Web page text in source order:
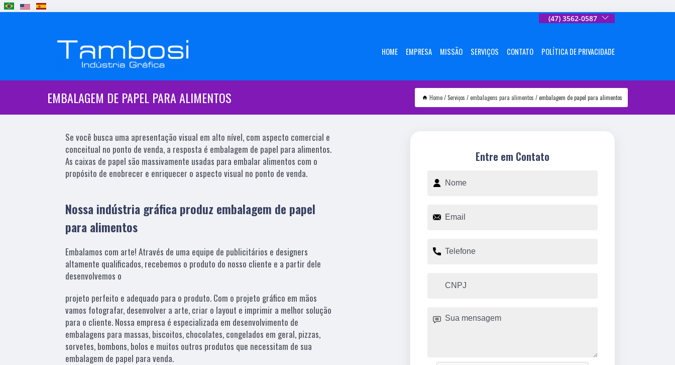
(47) 3562-0587
HOME EMPRESA MISSÃO SERVIÇOS CONTATO POLÍTICA DE PRIVACIDADE
EMBALAGEM DE PAPEL PARA ALIMENTOS Home Serviços embalagens para alimentos embalagem de papel para alimentos
Se você busca uma apresentação visual em alto nível, com aspecto comercial e
conceitual no ponto de venda, a resposta é embalagem de papel para alimentos.
As caixas de papel são massivamente usadas para embalar alimentos com o
propósito de enobrecer e enriquecer o aspecto visual no ponto de venda.
Nossa indústria gráfica produz embalagem de papel
para alimentos
Embalamos com arte! Através de uma equipe de publicitários e designers
altamente qualificados, recebemos o produto do nosso cliente e a partir dele
desenvolvemos o
projeto perfeito e adequado para o produto. Com o projeto gráfico em mãos
vamos fotografar, desenvolver a arte, criar o layout e imprimir a melhor solução
para o cliente. Nossa empresa é especializada em desenvolvimento de
embalagens para massas, biscoitos, chocolates, congelados em geral, pizzas,
sorvetes, bombons, bolos e muitos outros produtos que necessitam de sua
embalagem de papel para venda.
Entre em Contato